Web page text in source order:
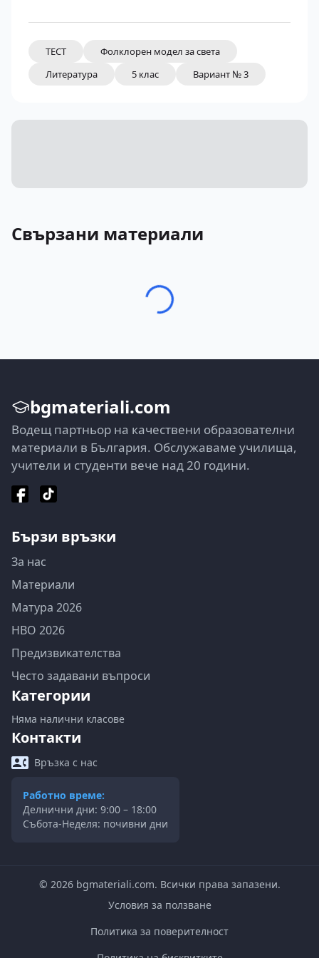
ТЕСТ
Фолклорен модел за света
Литература
5 клас Вариант № 3
Свързани материали
bgmateriali.com
Водещ партньор на качествени образователни
материали в България. Обслужаваме училища,
учители и студенти вече над 20 години.
Бързи връзки
За нас
Материали
Матура 2026
НВО 2026
Предизвикателства
Често задавани въпроси
Категории
Няма налични класове
Контакти
Връзка с нас
Работно време:
Делнични дни: 9:00 – 18:00
Събота-Неделя: почивни дни
© 2026bgmateriali.com. Всички права запазени.
Условия за ползване
Политика за поверителност